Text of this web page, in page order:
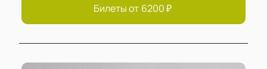
Билеты от 6200₽